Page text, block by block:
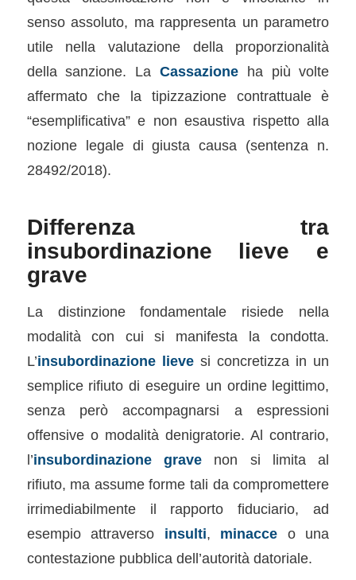
senso assoluto, ma rappresenta un parametro
utile nella valutazione della proporzionalità
della sanzione. La Cassazione ha più volte
affermato che la tipizzazione contrattuale è
“esemplificativa” e non esaustiva rispetto alla
nozione legale di giusta causa (sentenza n.
28492/2018).
Differenza tra
insubordinazione lieve e
grave
La distinzione fondamentale risiede nella
modalità con cui si manifesta la condotta.
L’insubordinazione lievesi concretizza in un
semplice rifiuto di eseguire un ordine legittimo,
senza però accompagnarsi a espressioni
offensive o modalità denigratorie. Al contrario,
l’insubordinazione gravenon si limita al
rifiuto, ma assume forme tali da compromettere
irrimediabilmente il rapporto fiduciario, ad
esempio attraverso insulti, minacce o una
contestazione pubblica dell’autorità datoriale.